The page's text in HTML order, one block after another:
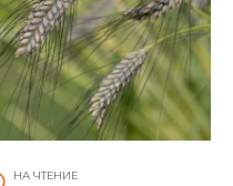
НА ЧТЕНИЕ